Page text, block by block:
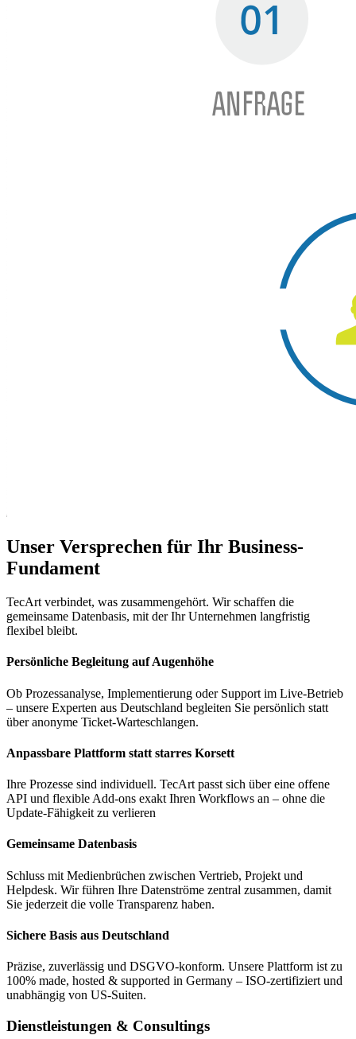
Unser Versprechen für Ihr Business-
Fundament
TecArt verbindet, was zusammengehört. Wir schaffen die
gemeinsame Datenbasis, mit der Ihr Unternehmen langfristig
flexibel bleibt.
Persönliche Begleitung auf Augenhöhe
Ob Prozessanalyse, Implementierung oder Support im Live-Betrieb
– unsere Experten aus Deutschland begleiten Sie persönlich statt
über anonyme Ticket-Warteschlangen.
Anpassbare Plattform statt starres Korsett
Ihre Prozesse sind individuell. TecArt passt sich über eine offene
API und flexible Add-ons exakt Ihren Workflows an – ohne die
Update-Fähigkeit zu verlieren
Gemeinsame Datenbasis
Schluss mit Medienbrüchen zwischen Vertrieb, Projekt und
Helpdesk. Wir führen Ihre Datenströme zentral zusammen, damit
Sie jederzeit die volle Transparenz haben.
Sichere Basis aus Deutschland
Präzise, zuverlässig und DSGVO-konform. Unsere Plattform ist zu
100% made, hosted & supported in Germany – ISO-zertifiziert und
unabhängig von US-Suiten.
Dienstleistungen & Consultings